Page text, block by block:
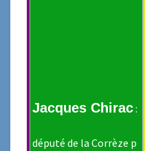
Jacques Chirac:
député de la Corrèze p